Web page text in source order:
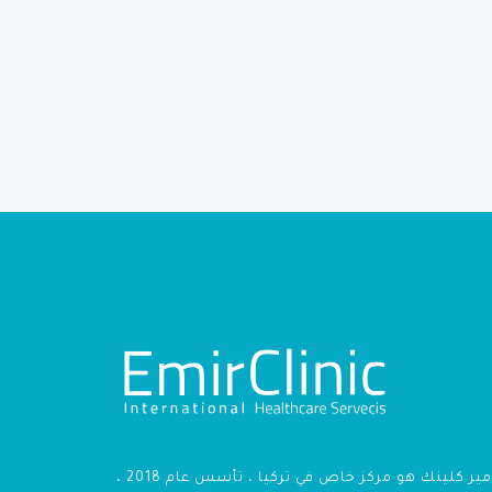
أمير كلينك هو مركز خاص في تركيا ، تأسس عام 2018 ،